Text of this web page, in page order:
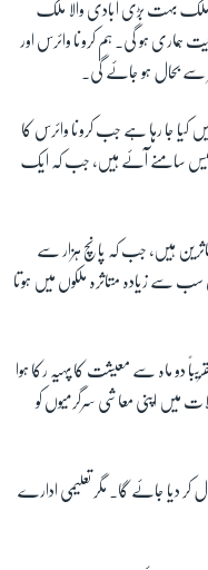
ملک بہت بڑی آبادی والا ملک
ہو گی۔ ہم کرونا وائرس اور
سے بحال ہو جائے گی۔
جا رہا ہے جب کرونا وائرس کا
بڑھتا جا رہا ہے۔ ایک دن میں کرونا کے 7964 کیس سامنے آئے ہیں، جب کہ ایک
ہیں، جب کہ پانچ ہزار سے
سے زیادہ متاثرہ ملکوں میں ہوتا
تقریباً دو ماہ سے معیشت کا پہیہ رکا ہوا
میں اپنی معاشی سرگرمیوں کو
بحال کر دیا جائے گا۔ مگر تعلیمی ادارے